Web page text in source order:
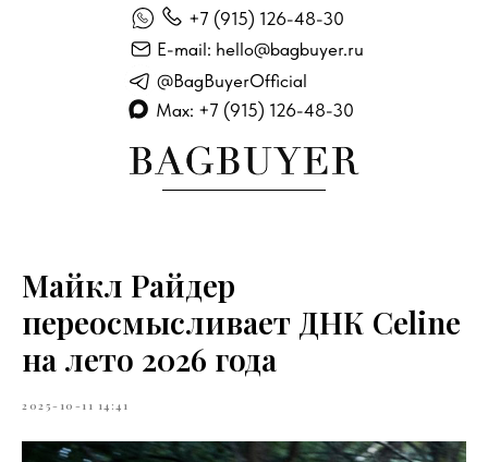
E-mail: hello@bagbuyer.ru
+7 (915) 126-48-30
@BagBuyerOfficial
Max: +7 (915) 126-48-30
Майкл Райдер
переосмысливает ДНК Celine
на лето 2026 года
2025-10-11 14:41